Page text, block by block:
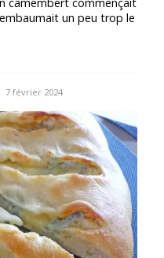
camembert commençait
un peu trop le
7 février 2024